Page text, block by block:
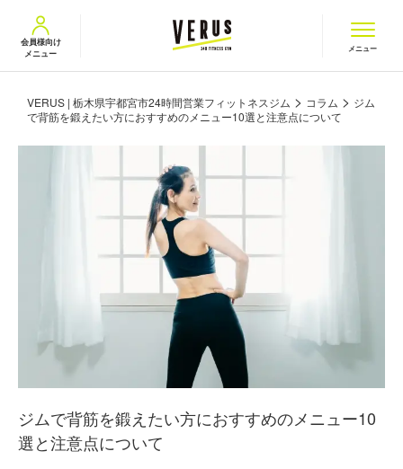
VERUS ヴェルス
会員様向け
メニュー
メニュー
VERUS | 栃木県宇都宮市24時間営業フィットネスジム > コラム > ジム
で背筋を鍛えたい方におすすめのメニュー10選と注意点について
ジムで背筋を鍛えたい方におすすめのメニュー10
選と注意点について